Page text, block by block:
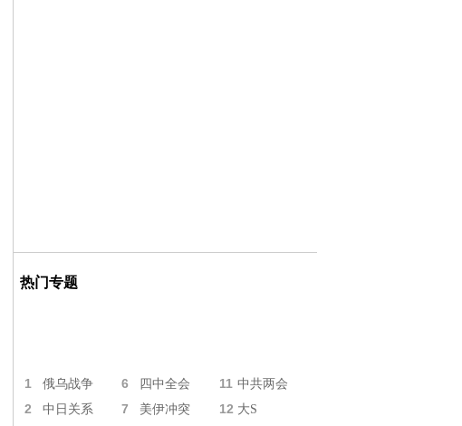
热门专题
1 俄乌战争 6 四中全会 11 中共两会
2 中日关系 7 美伊冲突 12 大S